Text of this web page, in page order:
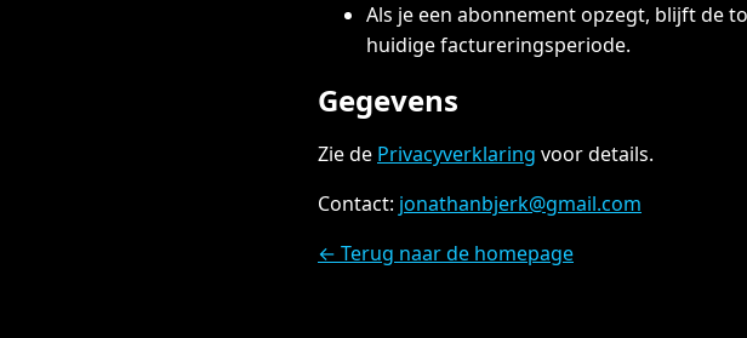
Als je een abonnement opzegt, blijft de
huidige factureringsperiode.
Gegevens
Zie de Privacyverklaring voor details.
Contact: jonathanbjerk@gmail.com
← Terug naar de homepage